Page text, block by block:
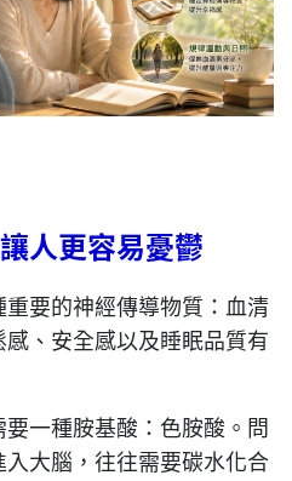
人更容易憂鬱
要的神經傳導物質：血清
、安全感以及睡眠品質有
一種胺基酸：色胺酸。問
大腦，往往需要碳水化合